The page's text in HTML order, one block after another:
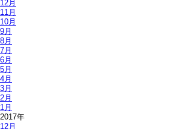
12月
11月
10月
9月
8月
7月
6月
5月
4月
3月
2月
1月
2017年
12月